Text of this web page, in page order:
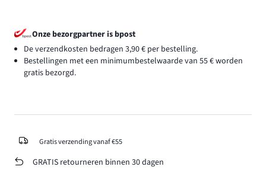
Onze bezorgpartner is bpost
De verzendkosten bedragen 3,90 € per bestelling.
Bestellingen met een minimumbestelwaarde van 55 € worden
gratis bezorgd.
Gratis verzending vanaf €55
GRATIS retourneren binnen 30 dagen